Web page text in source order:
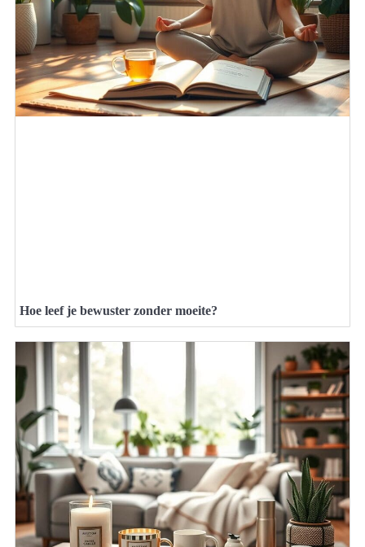
Hoe leef je bewuster zonder moeite?